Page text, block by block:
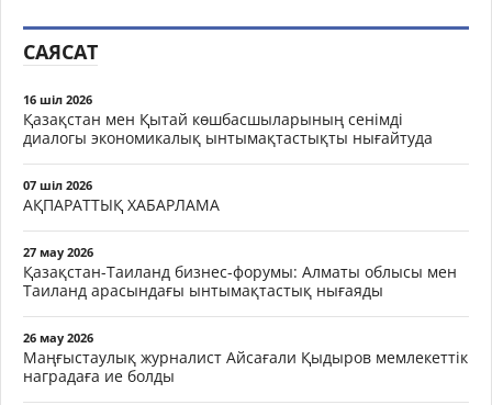
САЯСАТ
16 шіл 2026
Қазақстан мен Қытай көшбасшыларының сенімді
диалогы экономикалық ынтымақтастықты нығайтуда
07 шіл 2026
АҚПАРАТТЫҚ ХАБАРЛАМА
27 мау 2026
Қазақстан-Таиланд бизнес-форумы: Алматы облысы мен
Таиланд арасындағы ынтымақтастық нығаяды
26 мау 2026
Маңғыстаулық журналист Айсағали Қыдыров мемлекеттік
наградаға ие болды